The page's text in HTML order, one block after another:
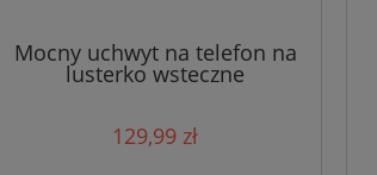
Mocny uchwyt na telefon na
lusterko wsteczne
129,99 zł